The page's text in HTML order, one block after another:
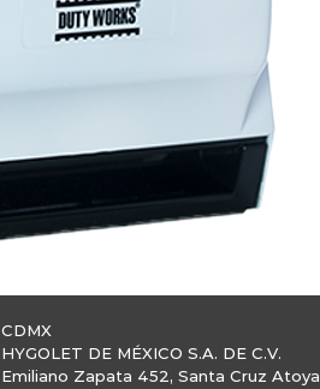
CDMX
HYGOLET DE MÉXICO S.A. DE C.V.
Emiliano Zapata 452, Santa Cruz